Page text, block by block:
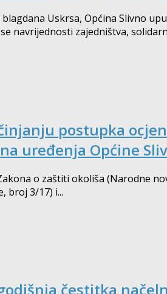
Uskrsa, Općina Slivno
navrijednosti zajedništva,
postupka
uređenja Općine
o zaštiti okoliša (Narodne
broj 3/17) i...
čestitka